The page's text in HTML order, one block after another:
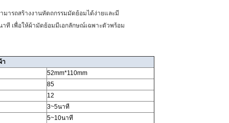
ารถสร้างงานหัตถกรรมมัดย้อมได้ง่ายและมี
ที เพื่อให้ผ้ามัดย้อมมีเอกลักษณ์เฉพาะตัวพร้อม
า
52mm*110mm
85
12
3~5นาที
5~10นาที